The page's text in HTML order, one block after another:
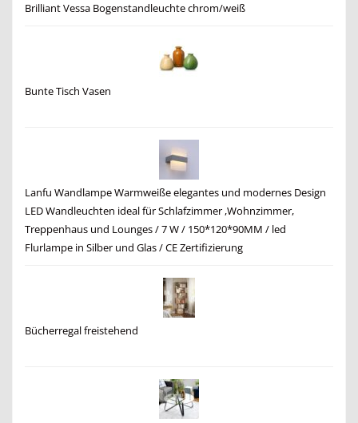
Brilliant Vessa Bogenstandleuchte chrom/weiß
Bunte Tisch Vasen
Lanfu Wandlampe Warmweiße elegantes und modernes Design
LED Wandleuchten ideal für Schlafzimmer ,Wohnzimmer,
Treppenhaus und Lounges / 7 W / 150*120*90MM / led
Flurlampe in Silber und Glas / CE Zertifizierung
Bücherregal freistehend